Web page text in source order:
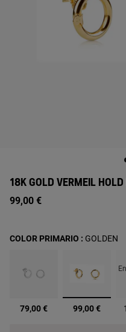
18K GOLD VERMEIL HOLD
99,00 €
79,00 € 99,00 €
COLOR PRIMARIO : GOLDEN